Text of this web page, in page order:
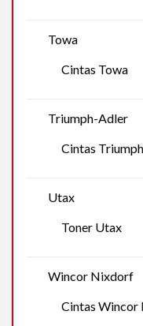
Towa
Cintas Towa
Triumph-Adler
Cintas
Utax
Toner Utax
Wincor Nixdorf
Cintas